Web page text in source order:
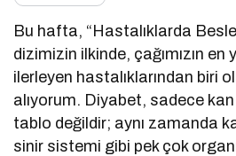
Bu hafta, “Hastalıklarda
dizimizin ilkinde, çağımızın en
ilerleyen hastalıklarından biri
alıyorum. Diyabet, sadece
tablo değildir; aynı zamanda
sinir sistemi gibi pek çok